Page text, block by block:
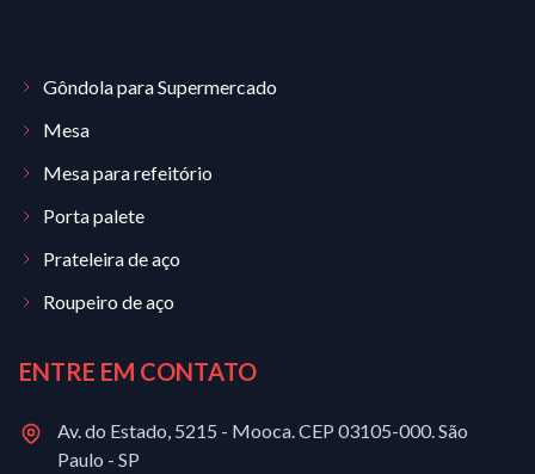
Gôndola para Supermercado
Mesa
Mesa para refeitório
Porta palete
Prateleira de aço
Roupeiro de aço
ENTRE EM CONTATO
Av. do Estado, 5215 - Mooca. CEP 03105-000. São
Paulo - SP